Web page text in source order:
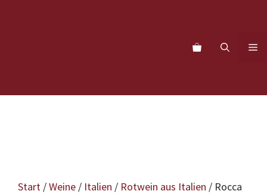
Start /Weine / Italien / Rotwein aus Italien / Rocca